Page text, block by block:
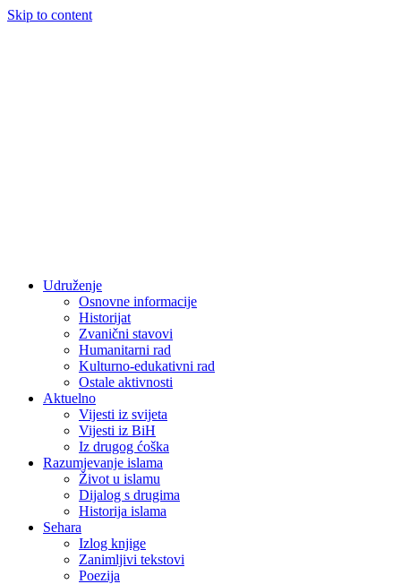
Skip to content
Udruženje
Osnovne informacije
Historijat
Zvanični stavovi
Humanitarni rad
Kulturno-edukativni rad
Ostale aktivnosti
Aktuelno
Vijesti iz svijeta
Vijesti iz BiH
Iz drugog ćoška
Razumjevanje islama
Život u islamu
Dijalog s drugima
Historija islama
Sehara
Izlog knjige
Zanimljivi tekstovi
Poezija